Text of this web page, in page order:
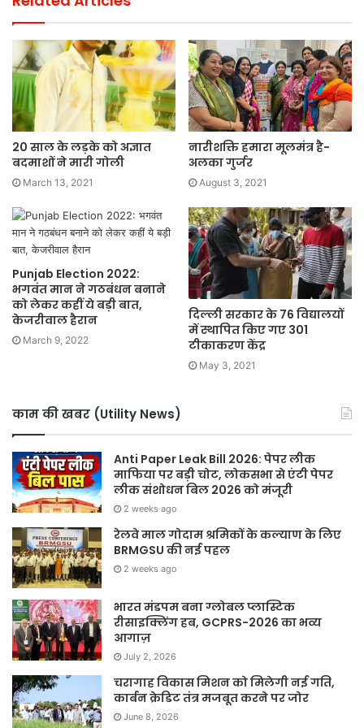
20 साल के लड़के को अज्ञात
बदमाशों ने मारी गोली
March 13, 2021
नारीशक्ति हमारा मूलमंत्र है-
अलका गुर्जर
August 3, 2021
Punjab Election 2022:
भगवंत मान ने गठबंधन बनाने
को लेकर कहीं ये बड़ी बात,
केजरीवाल हैरान
March 9, 2022
दिल्ली सरकार के 76 विद्यालयों
में स्थापित किए गए 301
टीकाकरण केंद्र
May 3, 2021
काम की खबर (Utility News)
Anti Paper Leak Bill 2026: पेपर लीक
माफिया पर बड़ी चोट, लोकसभा से एंटी पेपर
लीक संशोधन बिल 2026 को मंजूरी
2 weeks ago
रेलवे माल गोदाम श्रमिकों के कल्याण के लिए
BRMGSU की नई पहल
2 weeks ago
भारत मंडपम बना ग्लोबल प्लास्टिक
रीसाइक्लिंग हब, GCPRS-2026 का भव्य
आगाज़
July 2, 2026
चरागाह विकास मिशन को मिलेगी नई गति,
कार्बन क्रेडिट तंत्र मजबूत करने पर जोर
June 8, 2026